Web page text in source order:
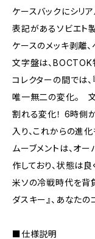
ケースバックにシリ
表記があるソビエト
ケースのメッキ剥離
文字盤は、BOCTOK
コレクターの間では
唯一無二の変化。 文
割れる変化！ 6時側
入り、これからの進化
ムーブメントは、オ
作しており、状態は良
米ソの冷戦時代を背
ダスキー』、あなた
■仕様説明